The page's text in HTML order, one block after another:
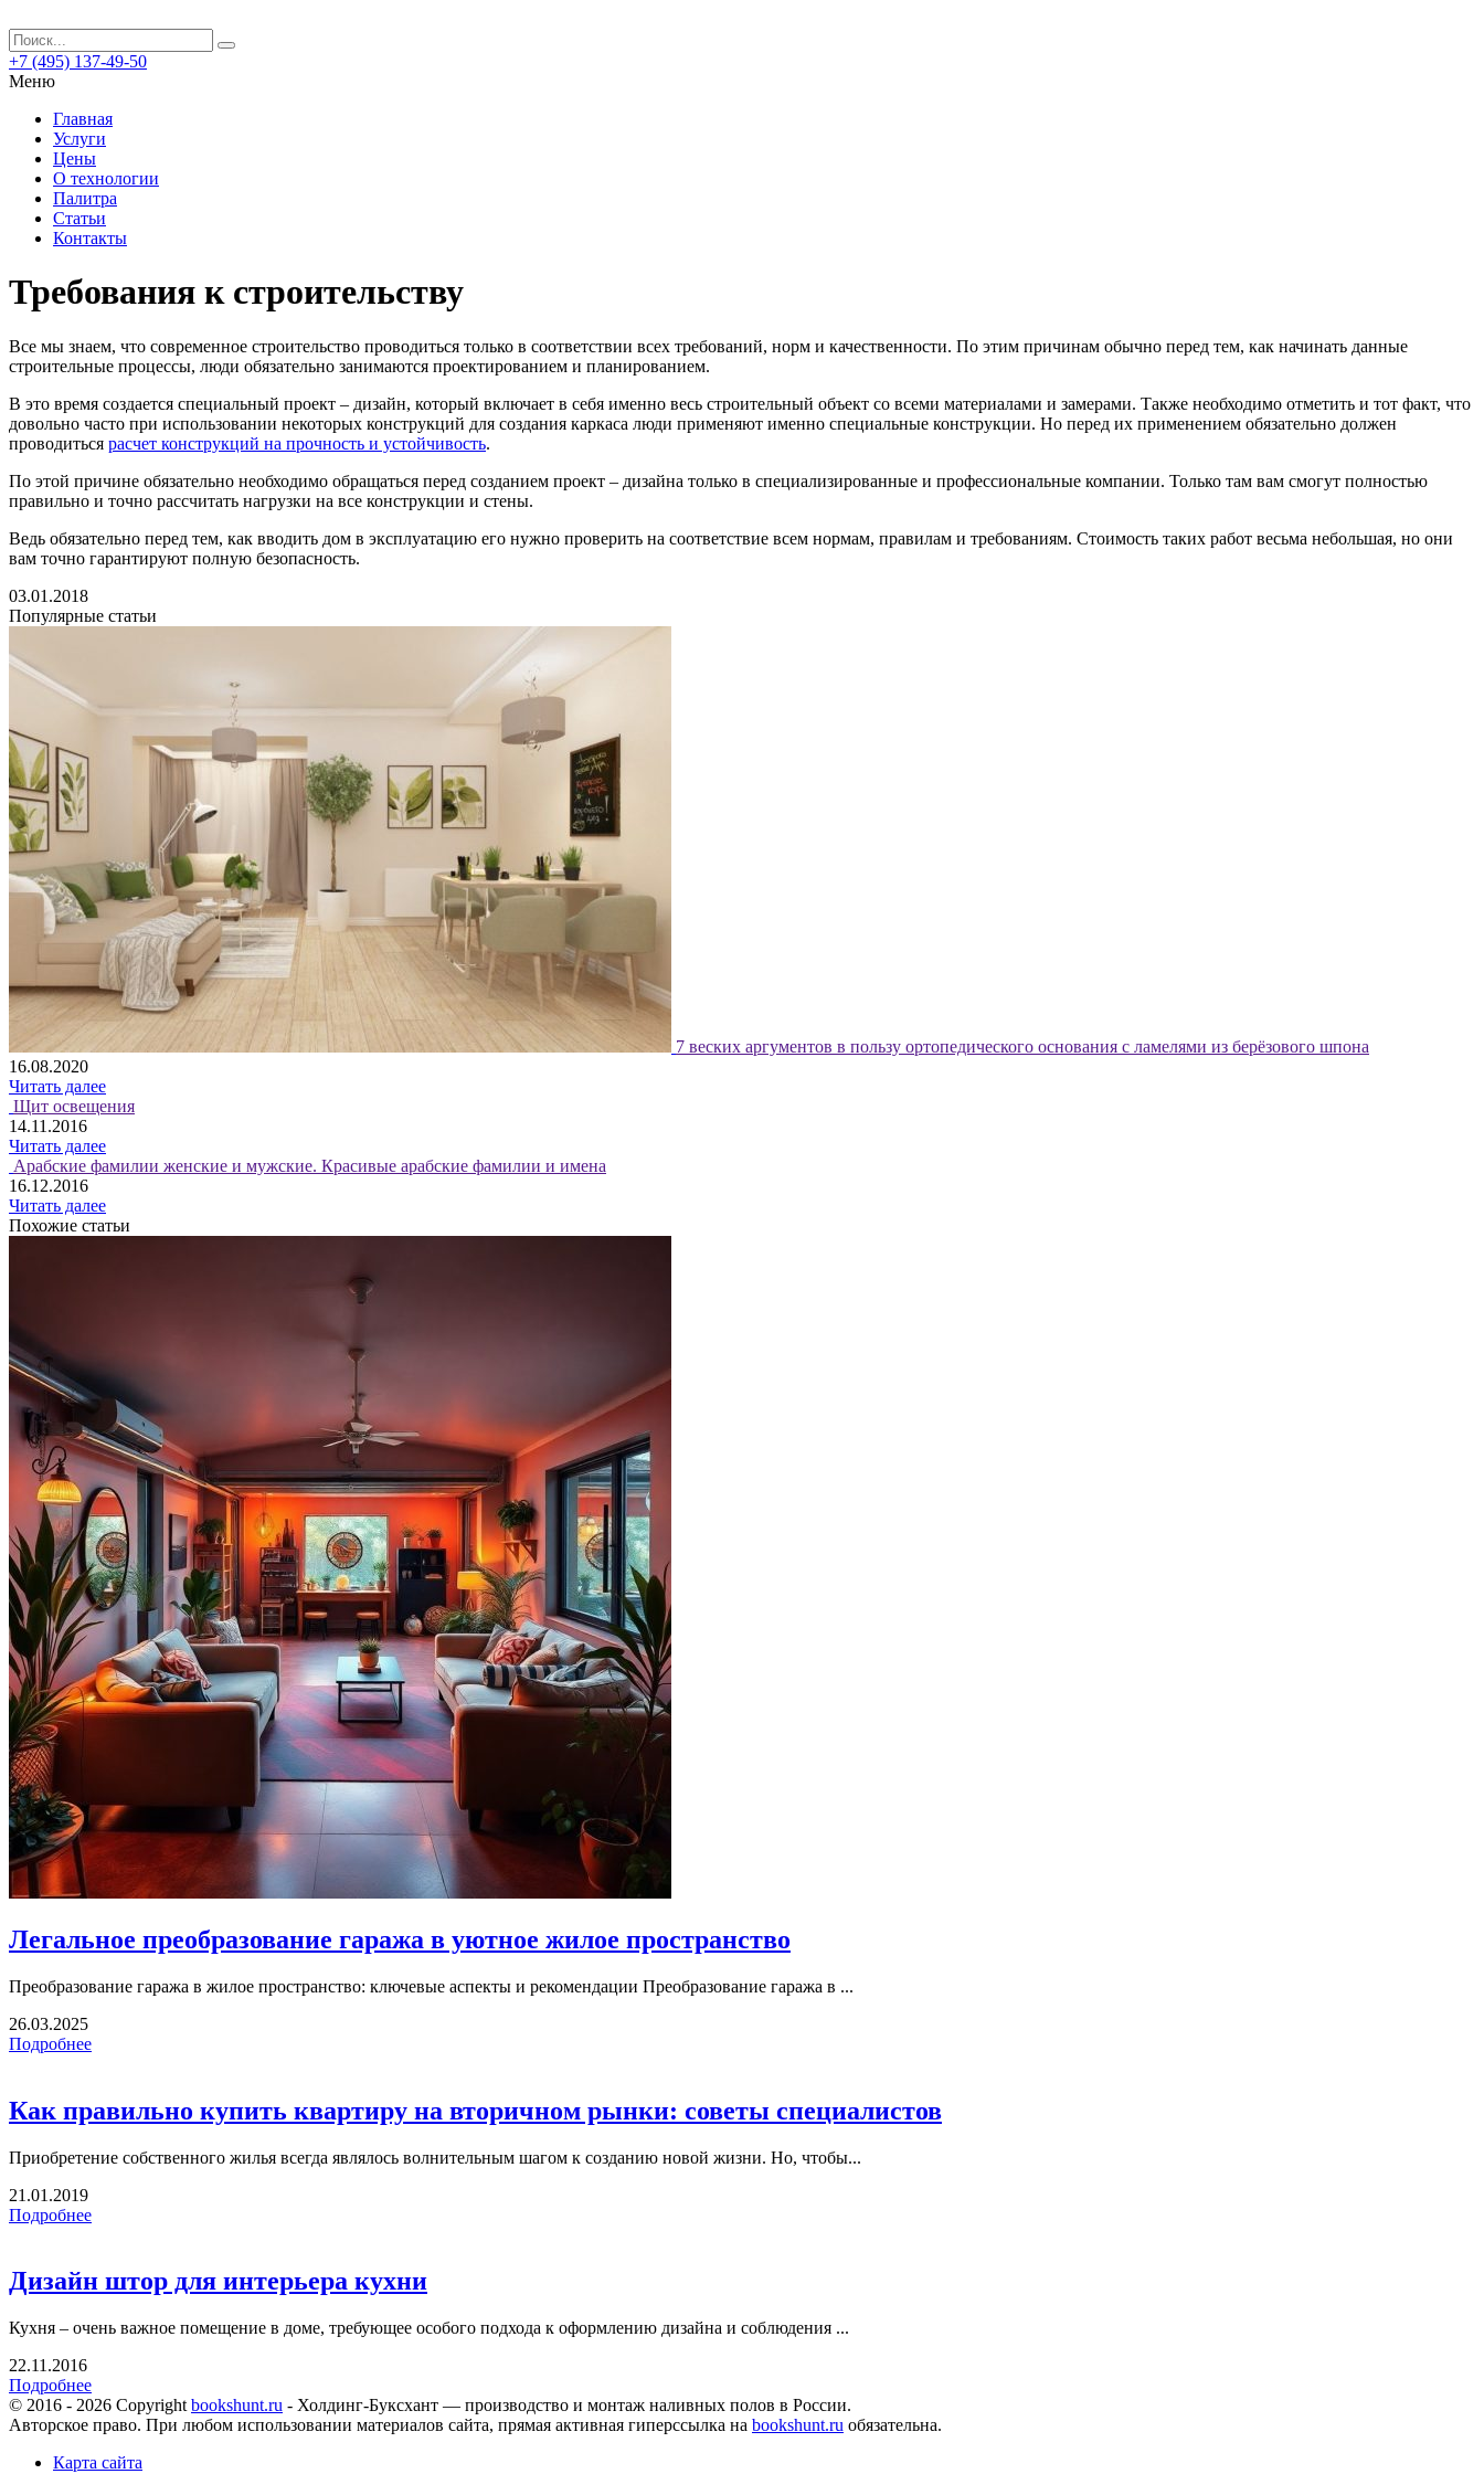
+7 (495) 137-49-50
Меню
Главная
Услуги
Цены
О технологии
Палитра
Статьи
Контакты
Требования к строительству
Все мы знаем, что современное строительство проводиться только в соответствии всех требований, норм и качественности. По этим причинам обычно перед тем, как начинать данные
строительные процессы, люди обязательно занимаются проектированием и планированием.
В это время создается специальный проект – дизайн, который включает в себя именно весь строительный объект со всеми материалами и замерами. Также необходимо отметить и тот факт, что
довольно часто при использовании некоторых конструкций для создания каркаса люди применяют именно специальные конструкции. Но перед их применением обязательно должен
проводиться расчет конструкций на прочность и устойчивость.
По этой причине обязательно необходимо обращаться перед созданием проект – дизайна только в специализированные и профессиональные компании. Только там вам смогут полностью
правильно и точно рассчитать нагрузки на все конструкции и стены.
Ведь обязательно перед тем, как вводить дом в эксплуатацию его нужно проверить на соответствие всем нормам, правилам и требованиям. Стоимость таких работ весьма небольшая, но они
вам точно гарантируют полную безопасность.
03.01.2018
Популярные статьи
7 веских аргументов в пользу ортопедического основания с ламелями из берёзового шпона
16.08.2020
Читать далее
Щит освещения
14.11.2016
Читать далее
Арабские фамилии женские и мужские. Красивые арабские фамилии и имена
16.12.2016
Читать далее
Похожие статьи
Легальное преобразование гаража в уютное жилое пространство
Преобразование гаража в жилое пространство: ключевые аспекты и рекомендации Преобразование гаража в ...
26.03.2025
Подробнее
Как правильно купить квартиру на вторичном рынки: советы специалистов
Приобретение собственного жилья всегда являлось волнительным шагом к созданию новой жизни. Но, чтобы...
21.01.2019
Подробнее
Дизайн штор для интерьера кухни
Кухня – очень важное помещение в доме, требующее особого подхода к оформлению дизайна и соблюдения ...
22.11.2016
Подробнее
© 2016 - 2026 Copyright bookshunt.ru - Холдинг-Буксхант — производство и монтаж наливных полов в России.
Авторское право. При любом использовании материалов сайта, прямая активная гиперссылка на bookshunt.ru обязательна.
Карта сайта